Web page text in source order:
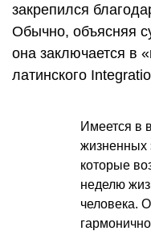
закрепился
Обычно, объясняя
она заключается в
латинского
Имеется в
жизненных
которые
неделю
человека.